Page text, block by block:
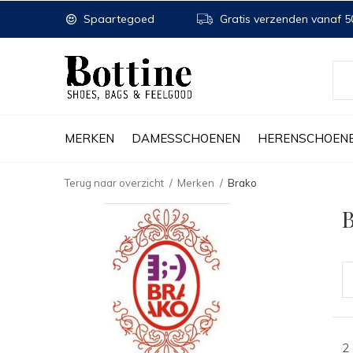
MERKEN DAMESSCHOENEN
Spaartegoed Gratis verzenden vanaf
Terug naar overzicht Merken Brako
2